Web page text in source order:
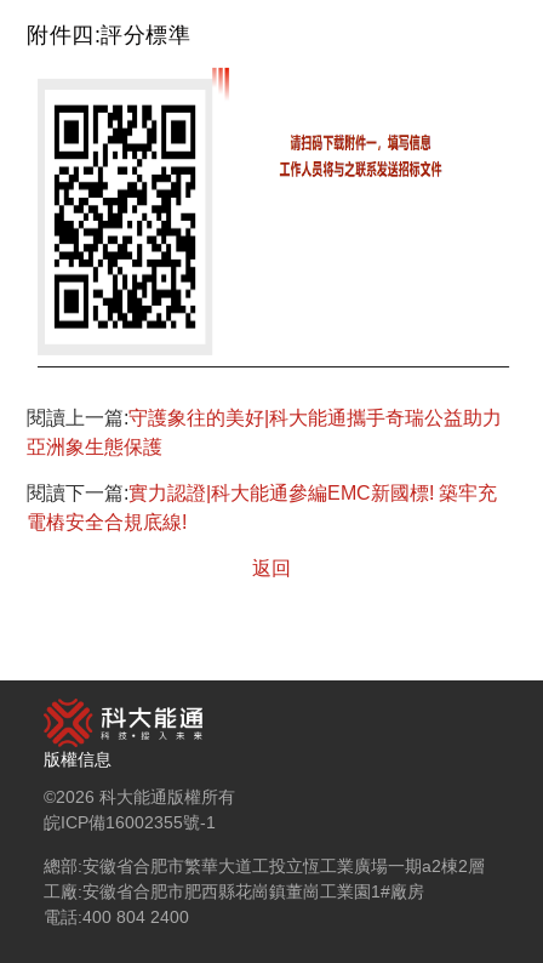
附件四:評分標準
閱讀上一篇:守護象往的美好|科大能通攜手奇瑞公益助力
亞洲象生態保護
返回
閱讀下一篇:實力認證|科大能通參編EMC新國標! 築牢充
電樁安全合規底線!
版權信息
©2026 科大能通版權所有
皖ICP備16002355號-1
總部:安徽省合肥市繁華大道工投立恆工業廣場一期a2棟2層
工廠:安徽省合肥市肥西縣花崗鎮董崗工業園1#廠房
電話:400 804 2400